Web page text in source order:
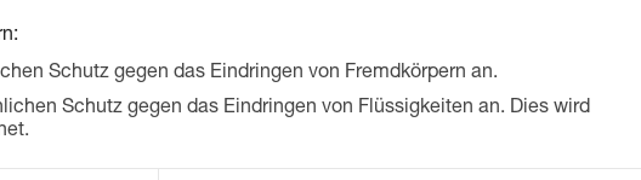
Schutz gegen das Eindringen von Fremdkörpern an.
Schutz gegen das Eindringen von Flüssigkeiten an. Dies wird